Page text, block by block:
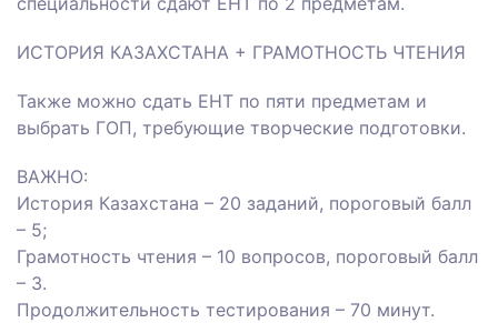
ИСТОРИЯ КАЗАХСТАНА + ГРАМОТНОСТЬ ЧТЕНИЯ
Также можно сдать ЕНТ по пяти предметам и
выбрать ГОП, требующие творческие подготовки.
ВАЖНО:
История Казахстана – 20 заданий, пороговый балл
– 5;
Грамотность чтения – 10 вопросов, пороговый балл
– 3.
Продолжительность тестирования – 70 минут.